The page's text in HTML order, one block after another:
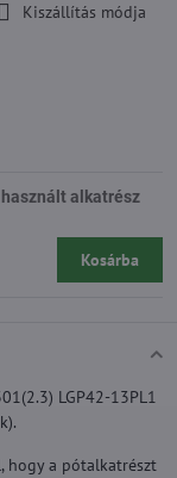
Kiszállítás módja
LGP42-13PL1
hogy a pótalkatrészt
használt alkatrész
Kosárba